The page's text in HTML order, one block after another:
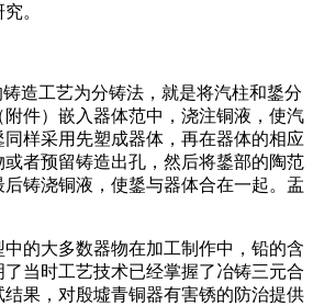
。
工艺为分铸法，就是将汽柱和鋬分
件）嵌入器体范中，浇注铜液，使汽
样采用先塑成器体，再在器体的相应
者预留铸造出孔，然后将鋬部的陶范
铸浇铜液，使鋬与器体合在一起。盂
大多数器物在加工制作中，铅的含
当时工艺技术已经掌握了冶铸三元合
果，对殷墟青铜器有害锈的防治提供